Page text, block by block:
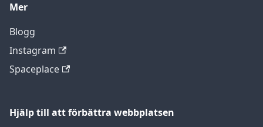
Mer
Blogg
Instagram
Spaceplace
Hjälp till att förbättra webbplatsen